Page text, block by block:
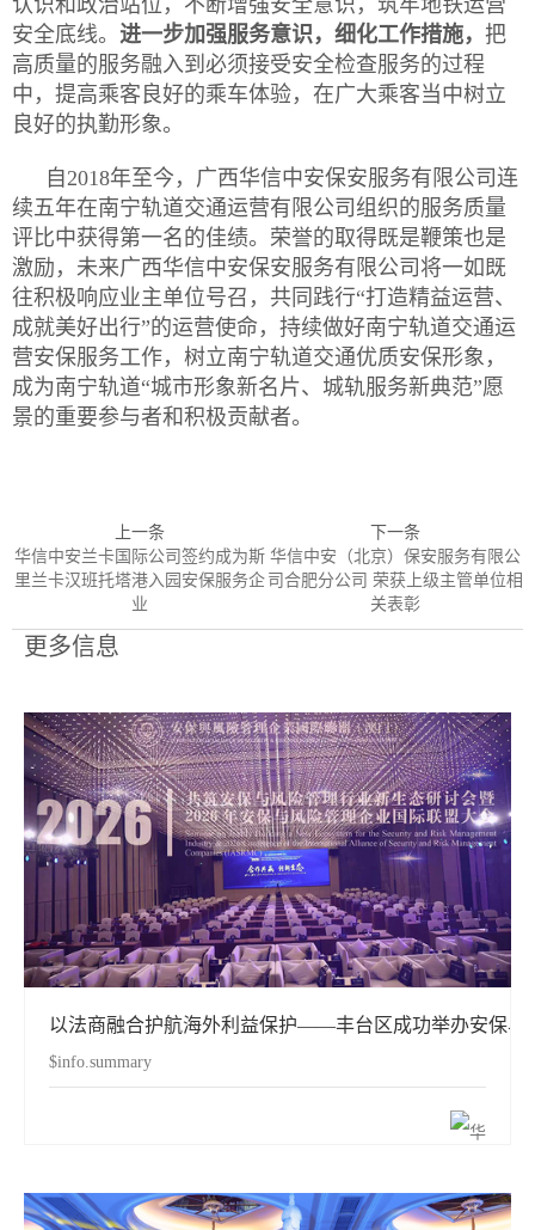
认识和政治站位，不断增强安全意识，筑牢地铁运营
安全底线。 进一步加强服务意识，细化工作措施， 把
高质量的服务融入到必须接受安全检查服务的过程
中，提高乘客良好的乘车体验，在广大乘客当中树立
良好的执勤形象。
自2018年至今，广西华信中安保安服务有限公司连
续五年在南宁轨道交通运营有限公司组织的服务质量
评比中获得第一名的佳绩。荣誉的取得既是鞭策也是
激励，未来广西华信中安保安服务有限公司将一如既
往积极响应业主单位号召，共同践行“打造精益运营、
成就美好出行”的运营使命，持续做好南宁轨道交通运
营安保服务工作，树立南宁轨道交通优质安保形象，
成为南宁轨道“城市形象新名片、城轨服务新典范”愿
景的重要参与者和积极贡献者。
上一条
华信中安兰卡国际公司签约成为斯
里兰卡汉班托塔港入园安保服务企
业
下一条
华信中安（北京）保安服务有限公
司合肥分公司 荣获上级主管单位相
关表彰
更多信息
以法商融合护航海外利益保护——丰台区成功举办安保与
$info.summary